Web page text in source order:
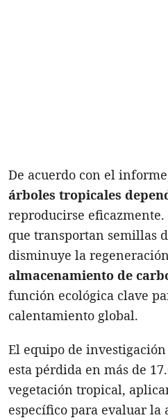
De acuerdo con el
árboles tropicales
reproducirse eficazmente.
que transportan semillas
disminuye la
almacenamiento de
función ecológica clave
calentamiento global.
El equipo de
esta pérdida en más de
vegetación tropical,
específico para evaluar la